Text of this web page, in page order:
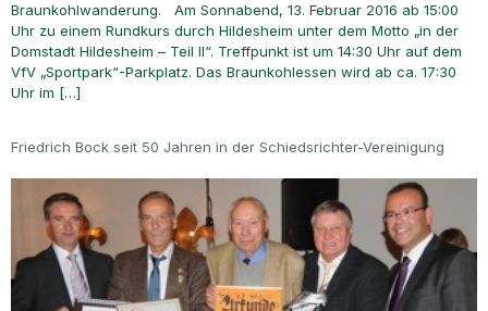
Braunkohlwanderung. Am Sonnabend, 13. Februar 2016 ab 15:00
Uhr zu einem Rundkurs durch Hildesheim unter dem Motto „in der
Domstadt Hildesheim – Teil II“. Treffpunkt ist um 14:30 Uhr auf dem
VfV „Sportpark“-Parkplatz. Das Braunkohlessen wird ab ca. 17:30
Uhr im […]
Friedrich Bock seit 50 Jahren in der Schiedsrichter-Vereinigung